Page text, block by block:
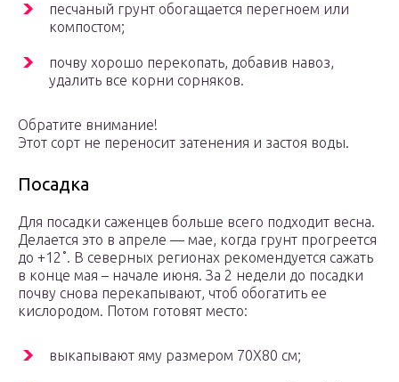
песчаный грунт обогащается перегноем или
компостом;
почву хорошо перекопать, добавив навоз,
удалить все корни сорняков.
Обратите внимание!
Этот сорт не переносит затенения и застоя воды.
Посадка
Для посадки саженцев больше всего подходит весна.
Делается это в апреле — мае, когда грунт прогреется
до +12˚. В северных регионах рекомендуется сажать
в конце мая – начале июня. За 2 недели до посадки
почву снова перекапывают, чтоб обогатить ее
кислородом. Потом готовят место:
выкапывают яму размером 70X80 см;